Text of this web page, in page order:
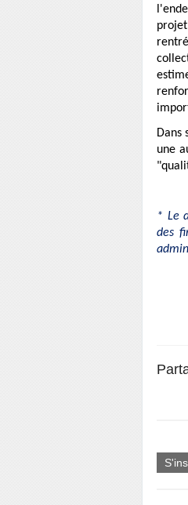
Dans
une
* Le
des